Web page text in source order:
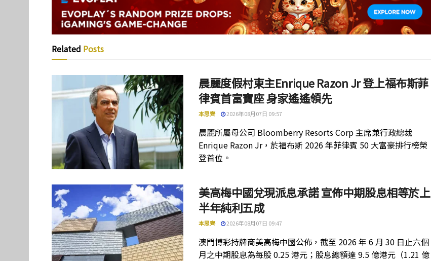
Related Posts
晨麗度假村東主Enrique Razon Jr 登上福布斯菲
律賓首富寶座 身家遙遙領先
本思齊 2026年08月07日 09:57
晨麗所屬母公司 Bloomberry Resorts Corp 主席兼行政總裁
Enrique Razon Jr，於福布斯 2026 年菲律賓 50 大富豪排行榜榮
登首位。
美高梅中國兌現派息承諾 宣佈中期股息相等於上
半年純利五成
本思齊 2026年08月07日 09:47
澳門博彩持牌商美高梅中國公佈，截至 2026 年 6 月 30 日止六個
月之中期股息為每股 0.25 港元；股息總額達 9.5 億港元（1.21 億